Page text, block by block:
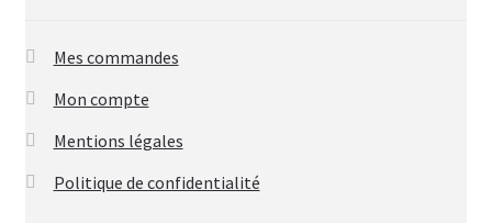
Mes commandes
Mon compte
Mentions légales
Politique de confidentialité